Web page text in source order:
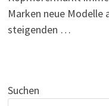
Marken neue Modelle
steigenden …
Suchen